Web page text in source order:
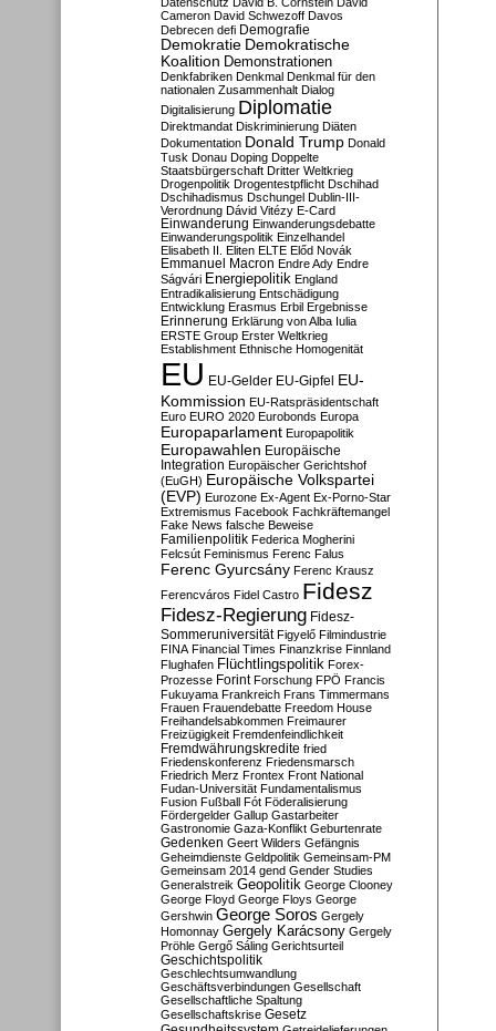
Cameron David Schwezoff Davos
Debrecen defi Demografie
Demokratie Demokratische
Koalition Demonstrationen
Denkfabriken Denkmal Denkmal für den
nationalen Zusammenhalt Dialog
Digitalisierung Diplomatie
Direktmandat Diskriminierung Diäten
Dokumentation Donald Trump Donald
Tusk Donau Doping Doppelte
Staatsbürgerschaft Dritter Weltkrieg
Drogenpolitik Drogentestpflicht Dschihad
Dschihadismus Dschungel Dublin-III-
Verordnung Dávid Vitézy E-Card
Einwanderung Einwanderungsdebatte
Einwanderungspolitik Einzelhandel
Elisabeth II. Eliten ELTE Előd Novák
Emmanuel Macron Endre Ady Endre
Ságvári Energiepolitik England
Entradikalisierung Entschädigung
Entwicklung Erasmus Erbil Ergebnisse
Erinnerung Erklärung von Alba Iulia
ERSTE Group Erster Weltkrieg
Establishment Ethnische Homogenität
EU EU-Gelder EU-Gipfel EU-
Kommission EU-Ratspräsidentschaft
Euro EURO 2020 Eurobonds Europa
Europaparlament Europapolitik
Europawahlen Europäische
Integration Europäischer Gerichtshof
(EuGH) Europäische Volkspartei
(EVP) Eurozone Ex-Agent Ex-Porno-Star
Extremismus Facebook Fachkräftemangel
Fake News falsche Beweise
Familienpolitik Federica Mogherini
Felcsút Feminismus Ferenc Falus
Ferenc Gyurcsány Ferenc Krausz
Ferencváros Fidel Castro Fidesz
Fidesz-Regierung Fidesz-
Sommeruniversität Figyelő Filmindustrie
FINA Financial Times Finanzkrise Finnland
Flughafen Flüchtlingspolitik Forex-
Prozesse Forint Forschung FPÖ Francis
Fukuyama Frankreich Frans Timmermans
Frauen Frauendebatte Freedom House
Freihandelsabkommen Freimaurer
Freizügigkeit Fremdenfeindlichkeit
Fremdwährungskredite fried
Friedenskonferenz Friedensmarsch
Friedrich Merz Frontex Front National
Fudan-Universität Fundamentalismus
Fusion Fußball Fót Föderalisierung
Fördergelder Gallup Gastarbeiter
Gastronomie Gaza-Konflikt Geburtenrate
Gedenken Geert Wilders Gefängnis
Geheimdienste Geldpolitik Gemeinsam-PM
Gemeinsam 2014 gend Gender Studies
Generalstreik Geopolitik George Clooney
George Floyd George Floys George
Gershwin George Soros Gergely
Homonnay Gergely Karácsony Gergely
Pröhle Gergő Sáling Gerichtsurteil
Geschichtspolitik
Geschlechtsumwandlung
Geschäftsverbindungen Gesellschaft
Gesellschaftliche Spaltung
Gesellschaftskrise Gesetz